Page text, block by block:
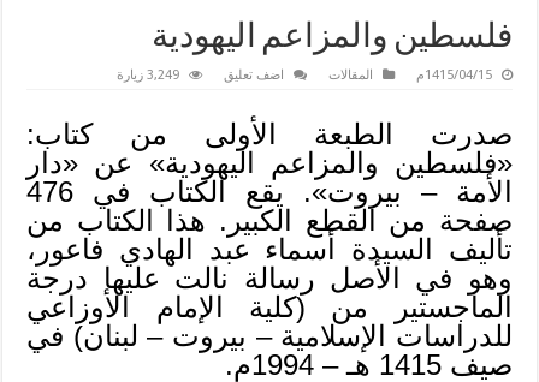
فلسطين والمزاعم اليهودية
1415/04/15م المقالات اضف تعليق 3,249 زيارة
صدرت الطبعة الأولى من كتاب:
«فلسطين والمزاعم اليهودية» عن «دار
الأمة – بيروت». يقع الكتاب في 476
صفحة من القطع الكبير. هذا الكتاب من
تأليف السيدة أسماء عبد الهادي فاعور،
وهو في الأصل رسالة نالت عليها درجة
الماجستير من (كلية الإمام الأوزاعي
للدراسات الإسلامية – بيروت – لبنان) في
صيف 1415 هـ – 1994م.